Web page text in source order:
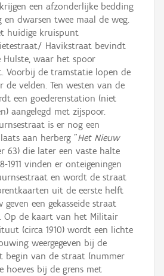
een afzonderlijke bedding
en dwarsen twee maal de weg.
huidige kruispunt
Havikstraat bevindt
waar het spoor
Voorbij de tramstatie lopen de
de velden. Ten westen van de
een goederenstation (niet
aangelegd met zijspoor.
is er nog een
aan herberg "Het Nieuw
63) die later een vaste halte
1911 vinden er onteigeningen
en wordt de straat
uit de eerste helft
geven een gekasseide straat
Op de kaart van het Militair
(circa 1910) wordt een lichte
weergegeven bij de
begin van de straat (nummer
hoeves bij de grens met